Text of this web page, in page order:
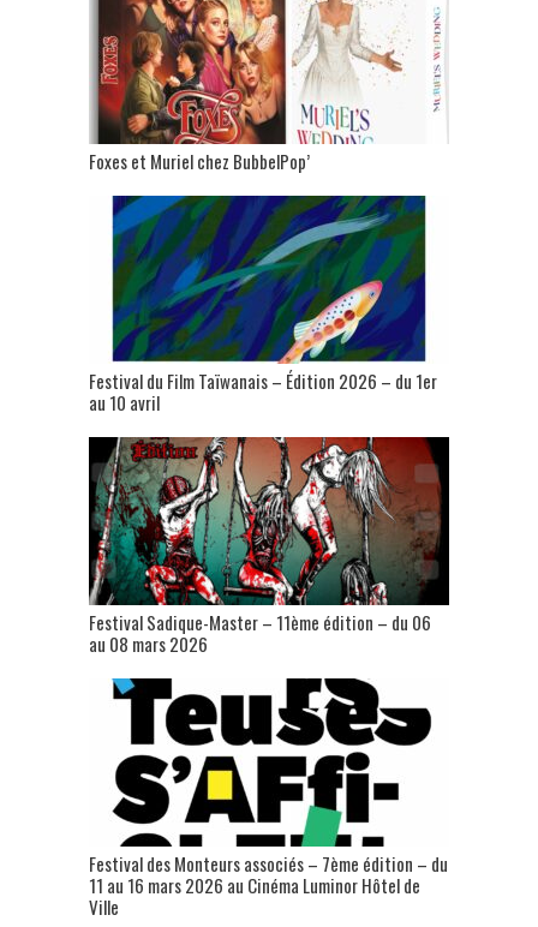
Foxes et Muriel chez BubbelPop’
Festival du Film Taïwanais – Édition 2026 – du 1er
au 10 avril
Festival Sadique-Master – 11ème édition – du 06
au 08 mars 2026
Festival des Monteurs associés – 7ème édition – du
11 au 16 mars 2026 au Cinéma Luminor Hôtel de
Ville